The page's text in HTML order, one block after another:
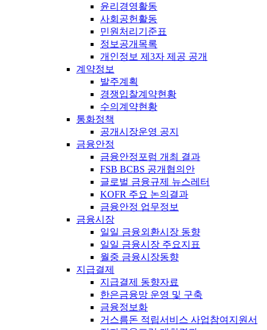
윤리경영활동
사회공헌활동
민원처리기준표
정보공개목록
개인정보 제3자 제공 공개
계약정보
발주계획
경쟁입찰계약현황
수의계약현황
통화정책
공개시장운영 공지
금융안정
금융안정포럼 개최 결과
FSB BCBS 공개협의안
글로벌 금융규제 뉴스레터
KOFR 주요 논의결과
금융안정 업무정보
금융시장
일일 금융외환시장 동향
일일 금융시장 주요지표
월중 금융시장동향
지급결제
지급결제 동향자료
한은금융망 운영 및 구축
금융정보화
거스름돈 적립서비스 사업참여지원서